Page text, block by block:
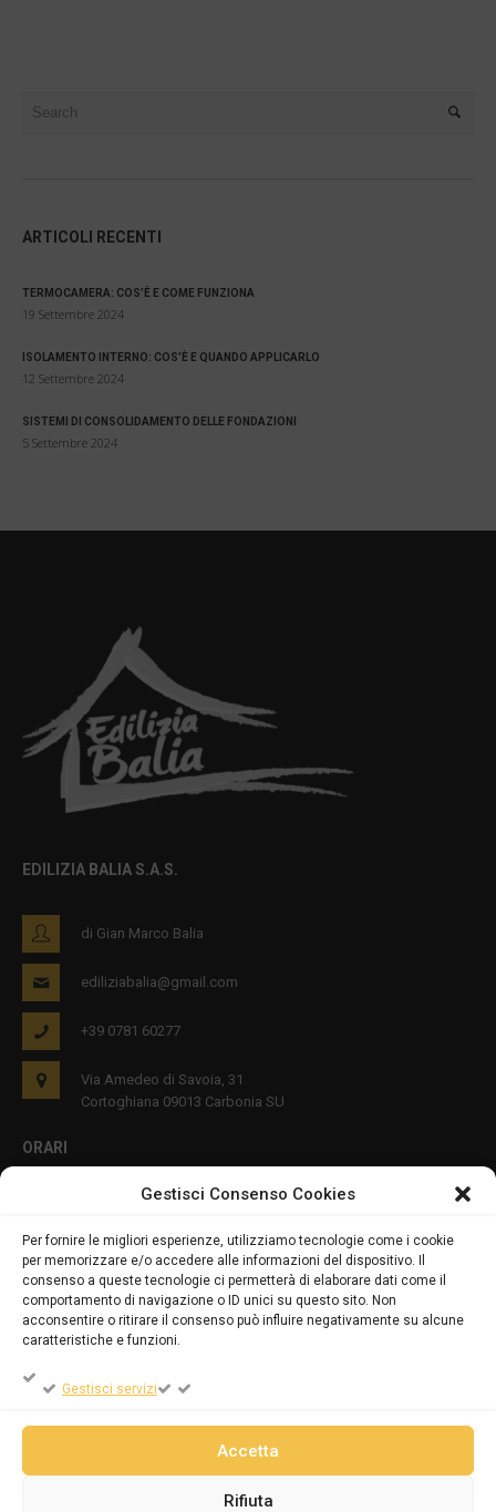
Gestisci Consenso Cookies
Per fornire le migliori esperienze, utilizziamo tecnologie come i cookie
per memorizzare e/o accedere alle informazioni del dispositivo. Il
consenso a queste tecnologie ci permetterà di elaborare dati come il
comportamento di navigazione o ID unici su questo sito. Non
acconsentire o ritirare il consenso può influire negativamente su alcune
caratteristiche e funzioni.
Gestisci servizi
Accetta
Rifiuta
ARTICOLI RECENTI
TERMOCAMERA: COS’È E COME FUNZIONA
19 Settembre 2024
ISOLAMENTO INTERNO: COS’È E QUANDO APPLICARLO
12 Settembre 2024
SISTEMI DI CONSOLIDAMENTO DELLE FONDAZIONI
5 Settembre 2024
EDILIZIA BALIA S.A.S.
di Gian Marco Balia
ediliziabalia@gmail.com
+39 0781 60277
Via Amedeo di Savoia, 31
Cortoghiana 09013 Carbonia SU
ORARI
PRIVACY E COOKIES
DICHIARAZIONE SULLA PRIVACY (UE)
COOKIE POLICY (UE)